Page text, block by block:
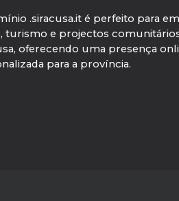
.siracusa.it é perfeito para
turismo e projectos
oferecendo uma presença
para a província.